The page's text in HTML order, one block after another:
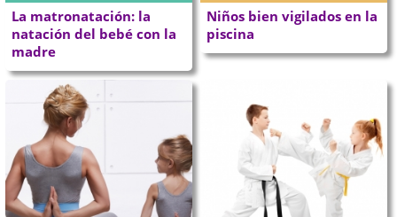
La matronatación: la
natación del bebé con la
madre
Niños bien vigilados en la
piscina